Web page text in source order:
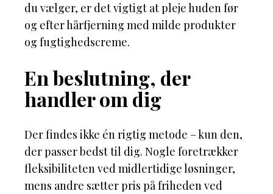
du vælger, er det vigtigt at pleje huden før
og efter hårfjerning med milde produkter
og fugtighedscreme.
En beslutning, der
handler om dig
Der findes ikke én rigtig metode – kun den,
der passer bedst til dig. Nogle foretrækker
fleksibiliteten ved midlertidige løsninger,
mens andre sætter pris på friheden ved